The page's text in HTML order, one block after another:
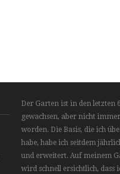
Der Garten ist in den letzten
gewachsen, aber nicht
worden. Die Basis, die ich
habe, habe ich seitdem
und erweitert. Auf meinem
wird schnell ersichtlich, dass